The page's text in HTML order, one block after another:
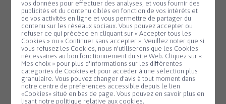
Panneau de gestion des cookies
vos données pour effectuer des analyses, et vous fournir des
publicités et du contenu ciblés en fonction de vos intérêts et
de vos activités en ligne et vous permettre de partager du
contenu sur les réseaux sociaux. Vous pouvez accepter ou
refuser ce qui précède en cliquant sur « Accepter tous les
Cookies » ou « Continuer sans accepter ». Veuillez noter que si
vous refusez les Cookies, nous n'utiliserons que les Cookies
nécessaires au bon fonctionnement du site Web. Cliquez sur «
Mes choix » pour plus d'informations sur les différentes
catégories de Cookies et pour accéder à une sélection plus
granulaire. Vous pouvez changer d'avis à tout moment dans
notre centre de préférences accessible depuis le lien
«Cookies» situé en bas de page. Vous pouvez en savoir plus en
lisant notre politique relative aux cookies.
OFFICE DE TOURISME
20 H 45
Mardi
11
Août
Animation
biodiversité –
Nuit de la
chauve-souris
#2